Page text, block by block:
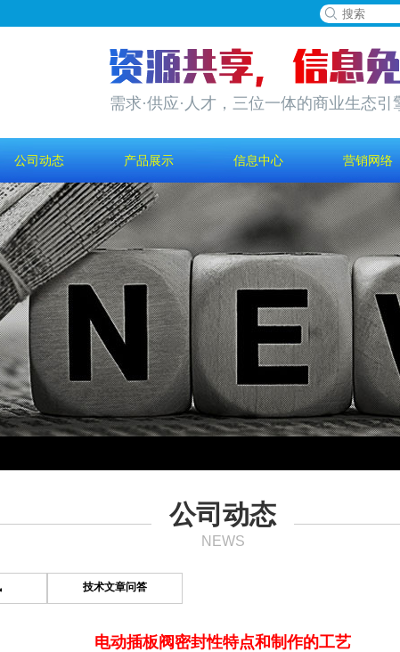
需求·供应·人才，三位一体的商业生态引
公司动态 产品展示 信息中心 营销网络
公司动态
NEWS
技术文章问答
电动插板阀密封性特点和制作的工艺